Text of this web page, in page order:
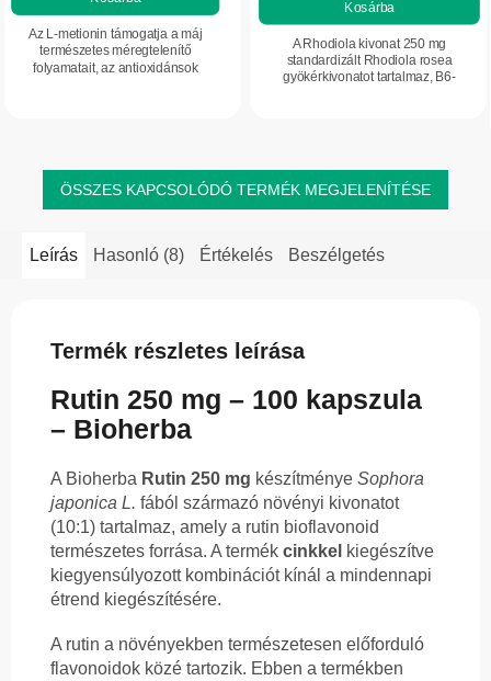
Az L-metionin támogatja a máj
természetes méregtelenítő
folyamatait, az antioxidánsok
Kosárba
A Rhodiola kivonat 250 mg
standardizált Rhodiola rosea
gyökérkivonatot tartalmaz, B6-
ÖSSZES KAPCSOLÓDÓ TERMÉK MEGJELENÍTÉSE
Leírás Hasonló (8) Értékelés Beszélgetés
Termék részletes leírása
Rutin 250 mg – 100 kapszula
– Bioherba
A Bioherba Rutin 250 mg készítménye Sophora
japonica L. fából származó növényi kivonatot
(10:1) tartalmaz, amely a rutin bioflavonoid
természetes forrása. A termék cinkkel kiegészítve
kiegyensúlyozott kombinációt kínál a mindennapi
étrend kiegészítésére.
A rutin a növényekben természetesen előforduló
flavonoidok közé tartozik. Ebben a termékben